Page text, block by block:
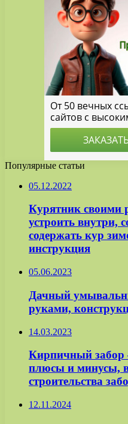
Популярные статьи
05.12.2022
Курятник своими
устроить внутри,
содержать кур
инструкция
05.06.2023
Дачный
руками,
14.03.2023
Кирпичный
плюсы и минусы,
строительства
12.11.2024